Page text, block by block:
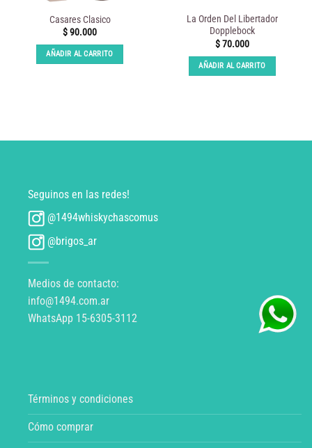
Casares Clasico
$90.000
AÑADIR AL CARRITO
La Orden Del Libertador
Dopplebock
$70.000
AÑADIR AL CARRITO
Seguinos en las redes!
@1494whiskychascomus
@brigos_ar
Medios de contacto:
info@1494.com.ar
WhatsApp 15-6305-3112
Términos y condiciones
Cómo comprar